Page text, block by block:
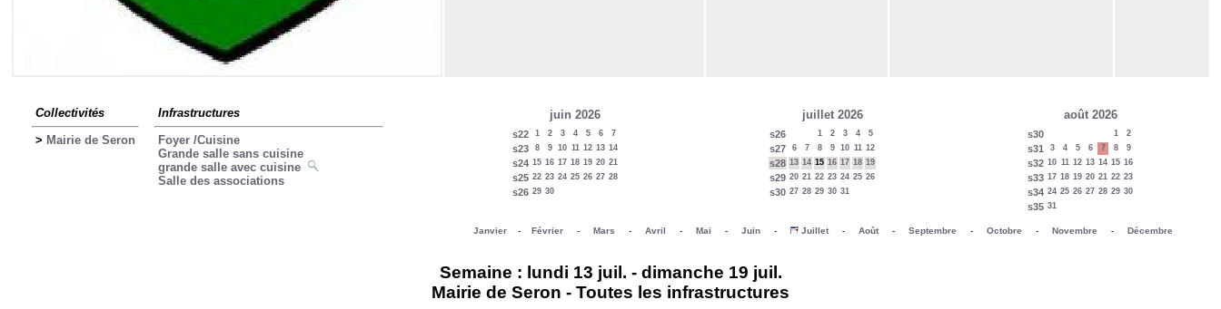
Collectivités
> Mairie de Seron
Infrastructures
Foyer /Cuisine
Grande salle sans cuisine
grande salle avec cuisine
Salle des associations
juin 2026
s22 1 2 3 4 5 6 7
s23 8 9 10 11 12 13 14
s24 15 16 17 18 19 20 21
s25 22 23 24 25 26 27 28
s26 29 30
juillet 2026
s26 1 2 3 4 5
s27 6 7 8 9 10 11 12
s28 13 14 15 16 17 18 19
s29 20 21 22 23 24 25 26
s30 27 28 29 30 31
août 2026
s30 1 2
s31 3 4 5 6 7 8 9
s32 10 11 12 13 14 15 16
s33 17 18 19 20 21 22 23
s34 24 25 26 27 28 29 30
s35 31
Janvier - Février - Mars - Avril - Mai - Juin - Juillet - Août - Septembre - Octobre - Novembre - Décembre
Semaine : lundi 13 juil. - dimanche 19 juil.
Mairie de Seron - Toutes les infrastructures